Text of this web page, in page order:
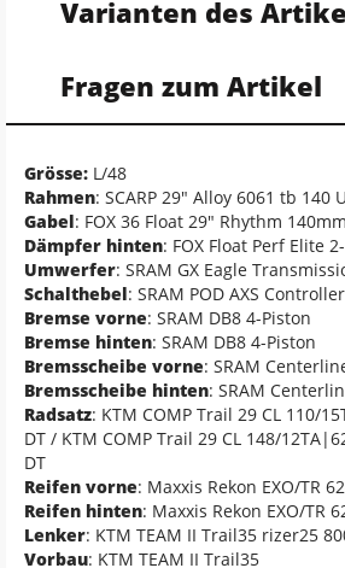
Varianten des
Fragen zum Artikel
Grösse: L/48
Rahmen: SCARP 29" Alloy 6061 tb 140
Gabel: FOX 36 Float 29" Rhythm
Dämpfer hinten: FOX Float Perf Elite
Umwerfer: SRAM GX Eagle
Schalthebel: SRAM POD AXS Controller
Bremse vorne: SRAM DB8 4-Piston
Bremse hinten: SRAM DB8 4-Piston
Bremsscheibe vorne: SRAM
Bremsscheibe hinten: SRAM
Radsatz: KTM COMP Trail 29 CL 110/
DT / KTM COMP Trail 29 CL 148/
DT
Reifen vorne: Maxxis Rekon EXO/TR
Reifen hinten: Maxxis Rekon EXO/TR
Lenker: KTM TEAM II Trail35 rizer25
Vorbau: KTM TEAM II Trail35